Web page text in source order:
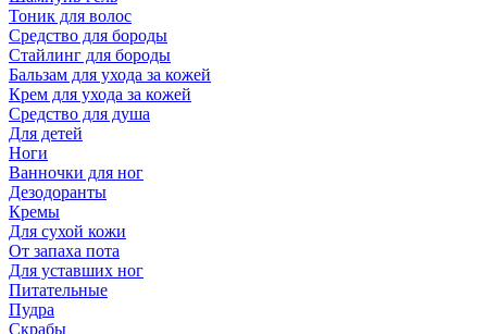
Тоник для волос
Средство для бороды
Стайлинг для бороды
Бальзам для ухода за кожей
Крем для ухода за кожей
Средство для душа
Для детей
Ноги
Ванночки для ног
Дезодоранты
Кремы
Для сухой кожи
От запаха пота
Для уставших ног
Питательные
Пудра
Скрабы